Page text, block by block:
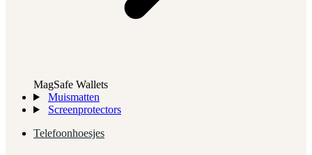
MagSafe Wallets
Muismatten
Screenprotectors
Telefoonhoesjes